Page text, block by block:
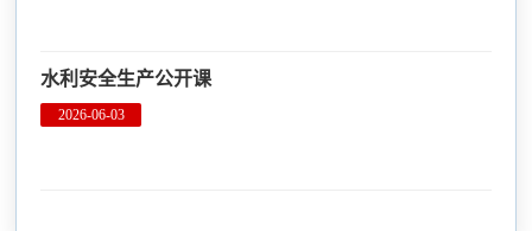
水利安全生产公开课
2026-06-03